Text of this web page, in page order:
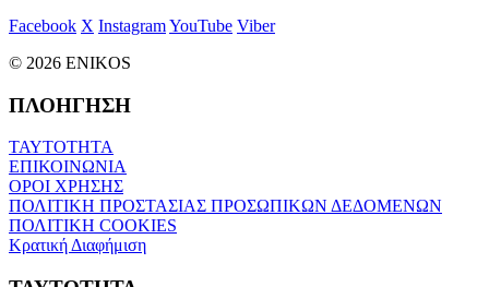
Facebook X InstagramYouTube Viber
© 2026 ENIKOS
ΠΛΟΗΓΗΣΗ
ΤΑΥΤΟΤΗΤΑ
ΕΠΙΚΟΙΝΩΝΙΑ
ΟΡΟΙ ΧΡΗΣΗΣ
ΠΟΛΙΤΙΚΗ ΠΡΟΣΤΑΣΙΑΣ ΠΡΟΣΩΠΙΚΩΝ ΔΕΔΟΜΕΝΩΝ
ΠΟΛΙΤΙΚΗ COOKIES
Κρατική Διαφήμιση